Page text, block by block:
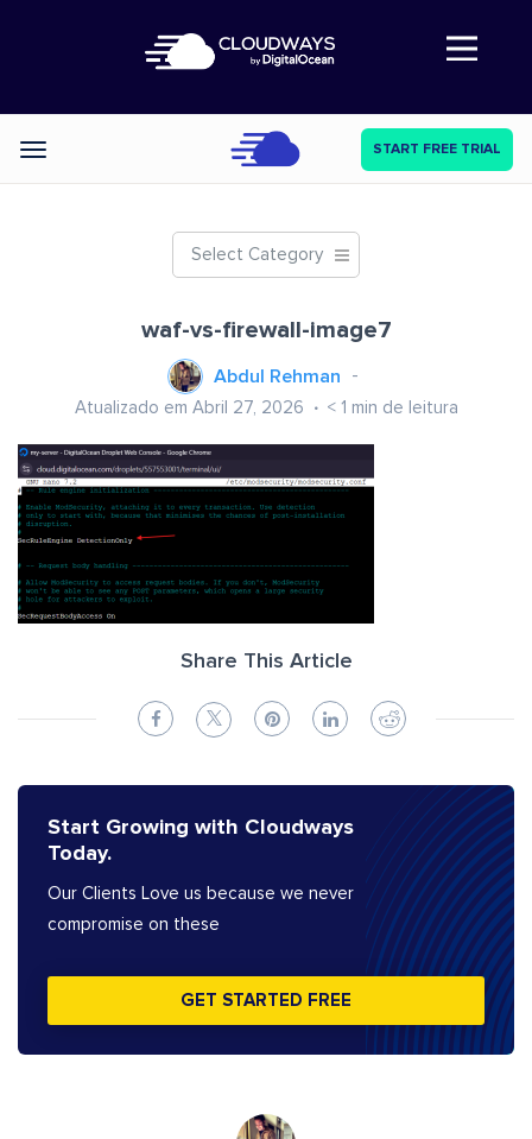
Abre a navegação
Categories START FREE TRIAL
Select Category
waf-vs-firewall-image7
Abdul Rehman
Atualizado em Abril 27, 2026 < 1 min de leitura
Share This Article
Start Growing with Cloudways
Today.
Our Clients Love us because we never
compromise on these
GET STARTED FREE